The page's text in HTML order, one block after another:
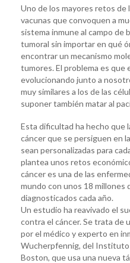
Uno de los mayores retos de
vacunas que convoquen a
sistema inmune al campo de
tumoral sin importar en qué
encontrar un mecanismo
tumores. El problema es que
evolucionando junto a
muy similares a los de las
suponer también matar al
Esta dificultad ha hecho que
cáncer que se persiguen en
sean personalizadas para
plantea unos retos
cáncer es una de las
mundo con unos 18 millones
diagnosticados cada año.
Un estudio ha reavivado el
contra el cáncer. Se trata de
por el médico y experto en
Wucherpfennig, del Instituto
Boston, que usa una nueva